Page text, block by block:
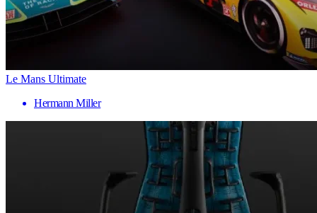
Le Mans Ultimate
Hermann Miller